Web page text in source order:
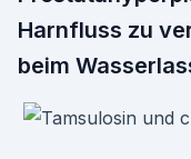
Harnfluss zu
beim